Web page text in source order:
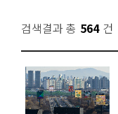
검색결과 총 564 건